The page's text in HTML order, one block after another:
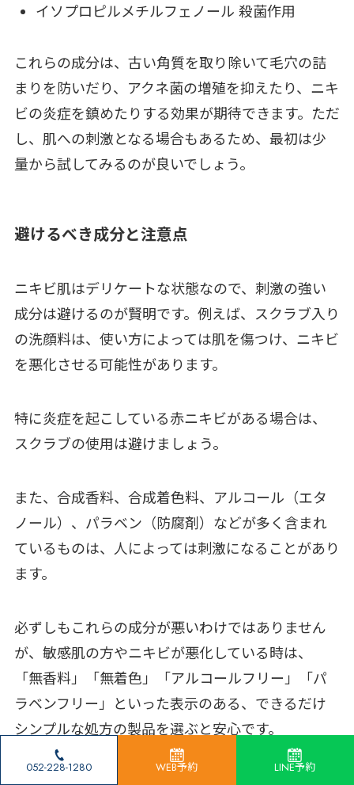
052-228-1280 WEB予約 LINE予約
イソプロピルメチルフェノール 殺菌作用
これらの成分は、古い角質を取り除いて毛穴の詰
まりを防いだり、アクネ菌の増殖を抑えたり、ニキ
ビの炎症を鎮めたりする効果が期待できます。ただ
し、肌への刺激となる場合もあるため、最初は少
量から試してみるのが良いでしょう。
避けるべき成分と注意点
ニキビ肌はデリケートな状態なので、刺激の強い
成分は避けるのが賢明です。例えば、スクラブ入り
の洗顔料は、使い方によっては肌を傷つけ、ニキビ
を悪化させる可能性があります。
特に炎症を起こしている赤ニキビがある場合は、
スクラブの使用は避けましょう。
また、合成香料、合成着色料、アルコール（エタ
ノール）、パラベン（防腐剤）などが多く含まれ
ているものは、人によっては刺激になることがあり
ます。
必ずしもこれらの成分が悪いわけではありません
が、敏感肌の方やニキビが悪化している時は、
「無香料」「無着色」「アルコールフリー」「パ
ラベンフリー」といった表示のある、できるだけ
シンプルな処方の製品を選ぶと安心です。